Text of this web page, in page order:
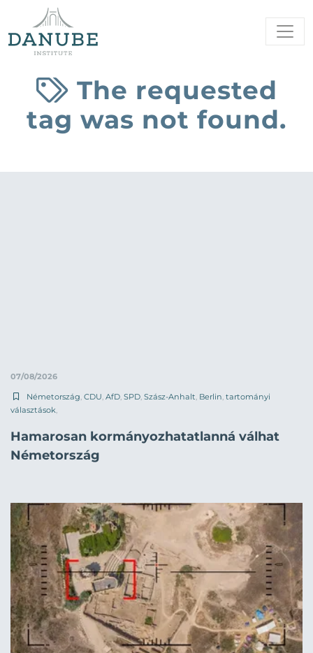
The requested
tag was not found.
07/08/2026
Németország CDU AfD SPD Szász-Anhalt Berlin tartományi
választások
Hamarosan kormányozhatatlanná válhat
Németország